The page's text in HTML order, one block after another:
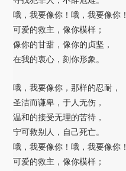
哦，我要像你！哦，我要像你！
可爱的救主，像你模样；
像你的甘甜，像你的贞坚，
在我的衷心，刻你形象。
哦，我要像你，那样的忍耐，
圣洁而谦卑，于人无伤，
温和的接受无理的苦待，
宁可救别人，自己死亡。
哦，我要像你！哦，我要像你！
可爱的救主，像你模样；